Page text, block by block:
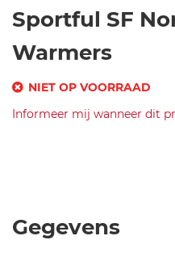
Sportful SF
Warmers
NIET OP VOORRAAD
Informeer mij wanneer dit
Warmers
Ga
naar
het
begin
van
afbeeldingen-
Gegevens